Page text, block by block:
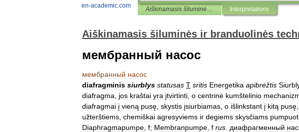
en-academic.com Aiškinamasis šiluminės ir branduolinės technikos terminų žodynas Interpretations
Aiškinamasis šiluminės ir branduolinės
мембранный насос
мембранный насос
diafragminis siurblys statusas T sritis Energetika apibrėžtis
diafragma
jos kraštai yra įtvirtinti o centrinė kumštelinio
diafragmai į vieną pusę skystis įsiurbiamas o išlinkstant į kitą pusę
užterštiems chemiškai agresyviems ir degiems skysčiams
Diaphragmapumpe f; Membranpumpe f rus диафрагменный